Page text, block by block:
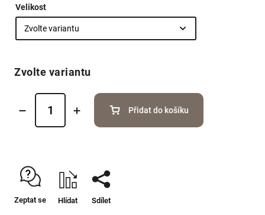
Velikost
Zvolte variantu
Přidat do košíku
Zeptat se Hlídat Sdílet